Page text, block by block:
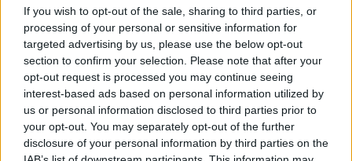
If you wish to opt-out of the sale, sharing to third parties, or
processing of your personal or sensitive information for
targeted advertising by us, please use the below opt-out
section to confirm your selection. Please note that after your
opt-out request is processed you may continue seeing
interest-based ads based on personal information utilized by
us or personal information disclosed to third parties prior to
your opt-out. You may separately opt-out of the further
disclosure of your personal information by third parties on the
στιγμή, φουτουριστικός αλλά και
ανθρωποκεντρικός: η Σιγκαπούρη όχι μόνο είναι
καθαρή αλλά επενδύει αρκετά στην έρευνα και στην
εφαρμογή πολιτικών που οδηγούν σε μια πόλη που
έχει πολύ πράσινο, είναι καλά σχεδιασμένη
πολεοδομικά και διαθέτει πολύ υψηλό δείκτη
«walkability»(περπατιέται εύκολα με τα πόδια
δηλαδή) – με άλλα λόγια έχει χτιστεί ώστε να